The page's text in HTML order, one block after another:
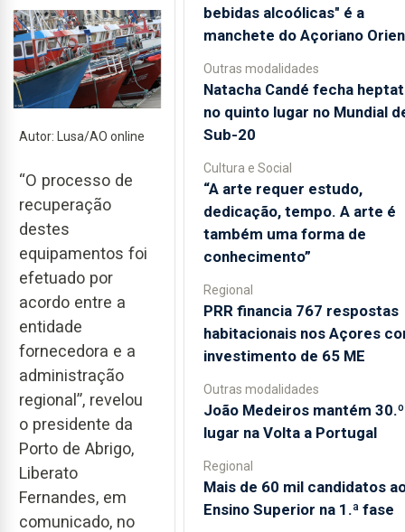
Autor: Lusa/AO online
“O processo de
recuperação
destes
equipamentos foi
efetuado por
acordo entre a
entidade
fornecedora e a
administração
regional”, revelou
o presidente da
Porto de Abrigo,
Liberato
Fernandes, em
comunicado, no
bebidas alcoólicas" é a
manchete do Açoriano
Outras modalidades
Natacha Candé fecha
no quinto lugar no Mundial
Sub-20
Cultura e Social
“A arte requer estudo,
dedicação, tempo. A arte é
também uma forma de
conhecimento”
Regional
PRR financia 767 respostas
habitacionais nos Açores
investimento de 65 ME
Outras modalidades
João Medeiros mantém 30.º
lugar na Volta a Portugal
Regional
Mais de 60 mil candidatos
Ensino Superior na 1.ª fase